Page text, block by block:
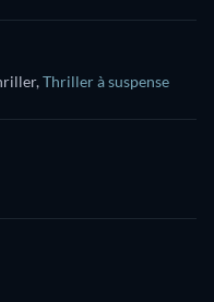
,Thriller à suspense